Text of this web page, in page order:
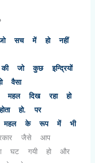
सच में हो नहीं
जो कुछ इन्द्रियों
वैसा
दिख रहा हो
हो. पर
महल के रूप में भी
जैसे आप
घट गयी हो और